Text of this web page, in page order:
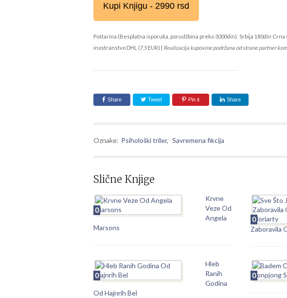
Kupi Knjigu - 2990 rsd
Poštarina (Besplatna isporuka, porudžbina preko 3000din): Srbija 180din Crna
inostranstvo DHL (7,5 EUR) | Realizacija kupovine podržana od strane partner
Share Tweet Pin it Share
Oznake: Psihološki triler, Savremena fikcija
Slične Knjige
0
Krvne
Veze Od
Angela
Marsons
0
Zaboravila
0
Hleb
Ranih
Godina
Od Hajnrih Bel
0